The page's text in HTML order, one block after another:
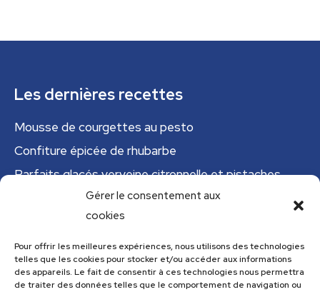
Gérer le consentement aux
cookies
Pour offrir les meilleures expériences, nous utilisons des technologies
telles que les cookies pour stocker et/ou accéder aux informations
des appareils. Le fait de consentir à ces technologies nous permettra
de traiter des données telles que le comportement de navigation ou
Les dernières recettes
Mousse de courgettes au pesto
Confiture épicée de rhubarbe
Parfaits glacés verveine citronnelle et pistaches
Tajine tunisien à la courgette (IG bas)
Cannelloni de courgettes
Menu